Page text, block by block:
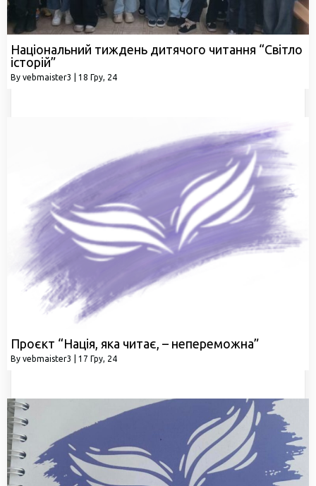
Національний тиждень дитячого читання “Світло
історій”
By vebmaister3 18 Гру, 24
Проєкт “Нація, яка читає, – непереможна”
By vebmaister3 17 Гру, 24